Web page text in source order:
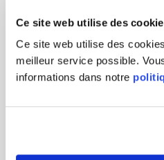
Ce site web utilise des
Ce site web utilise des
meilleur service possible.
informations dans notre
Téléphone